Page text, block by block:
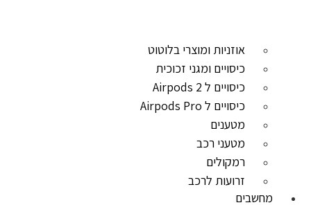
אוזניות ומוצרי בלוטוט
כיסויים ומגני זכוכית
כיסויים ל Airpods 2
כיסויים ל Airpods Pro
מטענים
מטעני רכב
רמקולים
זרועות לרכב
מחשבים